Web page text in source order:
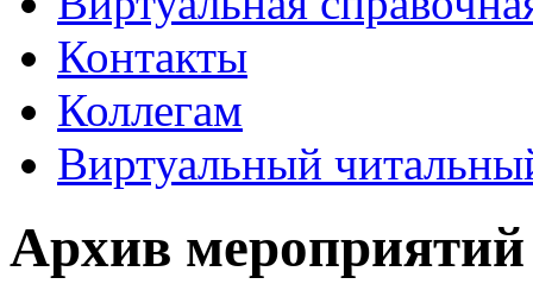
Контакты
Коллегам
Виртуальный
Архив мероприятий